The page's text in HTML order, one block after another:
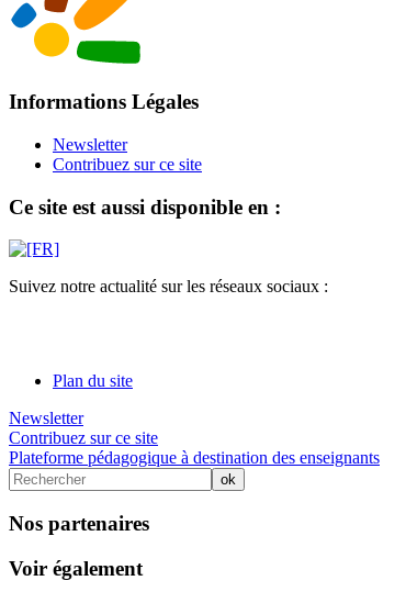
Informations Légales
Newsletter
Contribuez sur ce site
Ce site est aussi disponible en :
Suivez notre actualité sur les réseaux sociaux :
Plan du site
Newsletter
Contribuez sur ce site
Plateforme pédagogique à destination des enseignants
Nos partenaires
Voir également